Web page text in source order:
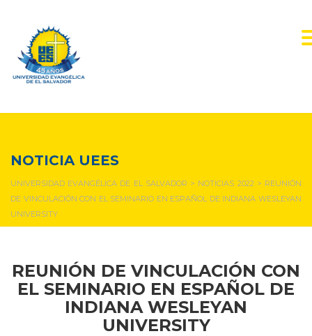
NOTICIA UEES
UNIVERSIDAD EVANGÉLICA DE EL SALVADOR > NOTICIAS 2022> REUNIÓN
DE VINCULACIÓN CON EL SEMINARIO EN ESPAÑOL DE INDIANA WESLEYAN
UNIVERSITY
REUNIÓN DE VINCULACIÓN CON
EL SEMINARIO EN ESPAÑOL DE
INDIANA WESLEYAN
UNIVERSITY